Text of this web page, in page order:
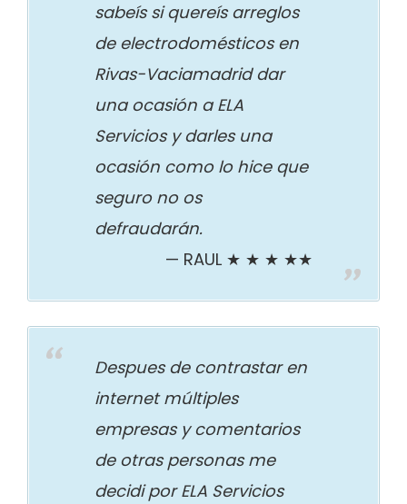
sabeís si quereís arreglos
de electrodomésticos en
Rivas-Vaciamadrid dar
una ocasión a ELA
Servicios y darles una
ocasión como lo hice que
seguro no os
defraudarán.
RAUL ★ ★ ★ ★★
Despues de contrastar en
internet múltiples
empresas y comentarios
de otras personas me
decidi por ELA Servicios